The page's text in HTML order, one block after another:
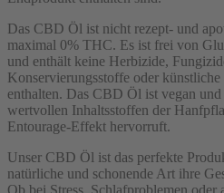
Das CBD Öl ist nicht rezept- und
maximal 0% THC. Es ist frei von
und enthält keine Herbizide,
Konservierungsstoffe oder
enthalten. Das CBD Öl ist vegan
wertvollen Inhaltsstoffen der
Entourage-Effekt hervorruft.
Unser CBD Öl ist das perfekte
natürliche und schonende Art ihre
Ob bei Stress, Schlafproblemen oder